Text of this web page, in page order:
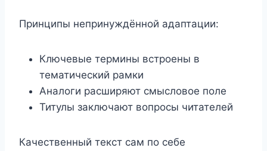
Принципы непринуждённой адаптации:
Ключевые термины встроены в
тематический рамки
Аналоги расширяют смысловое поле
Титулы заключают вопросы читателей
Качественный текст сам по себе